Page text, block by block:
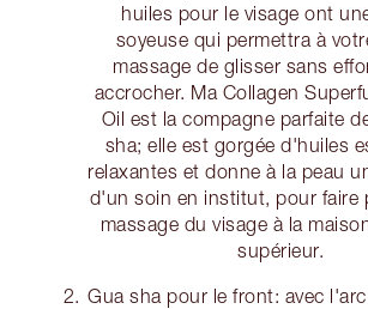
huiles pour le visage ont
soyeuse qui permettra à
massage de glisser sans
accrocher. Ma Collagen
Oil est la compagne parfaite
sha; elle est gorgée d'huiles
relaxantes et donne à la peau
d'un soin en institut, pour faire
massage du visage à la
supérieur.
Gua sha pour le front: avec